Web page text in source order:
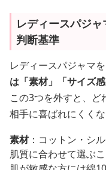
レディースパジ
判断基準
レディースパジャマ
は「素材」「サイズ
この3つを外すと、ど
相手に喜ばれにくくな
素材：コットン・シ
肌質に合わせて選ぶこ